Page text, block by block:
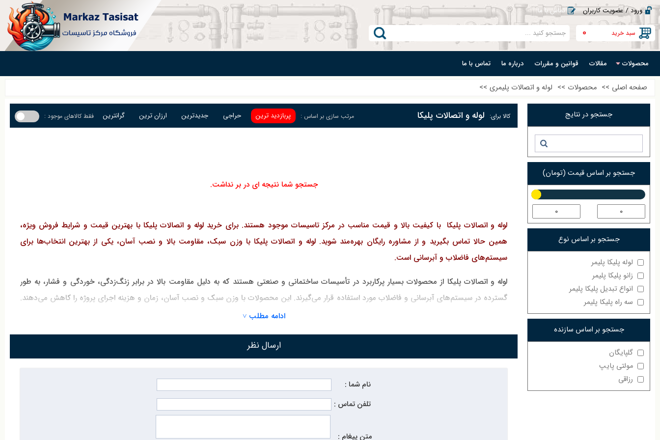
ورود / عضویت کاربران تماس با ما
سبد خرید 0
محصولات مقالات قوانین و مقررات درباره ما تماس با ما
صفحه اصلی >> محصولات >> لوله و اتصالات پلیمری >>
جستجو در نتایج
جستجو بر اساس قیمت (تومان)
جستجو بر اساس نوع
لوله پلیکا پلیمر
زانو پلیکا پلیمر
انواع تبدیل پلیکا پلیمر
سه راه پلیکا پلیمر
جستجو بر اساس سازنده
گلپایگان
مولتی پایپ
رزاقی
کالا برای: لوله و اتصالات پلیکا مرتب سازی بر اساس : پربازدید ترین حراجی جدیدترین ارزان ترین گرانترین فقط کالاهای موجود :
جستجو شما نتیجه ای در بر نداشت.
لوله و اتصالات پلیکا با کیفیت بالا و قیمت مناسب در مرکز تاسیسات موجود هستند. برای خرید لوله و اتصالات پلیکا با بهترین قیمت و شرایط فروش ویژه،
همین حالا تماس بگیرید و از مشاوره رایگان بهره‌مند شوید. لوله و اتصالات پلیکا با وزن سبک، مقاومت بالا و نصب آسان، یکی از بهترین انتخاب‌ها برای
سیستم‌های فاضلاب و آبرسانی است.
لوله و اتصالات پلیکا از محصولات بسیار پرکاربرد در تأسیسات ساختمانی و صنعتی هستند که به دلیل مقاومت بالا در برابر زنگ‌زدگی، خوردگی و فشار، به طور
گسترده در سیستم‌های آبرسانی و فاضلاب مورد استفاده قرار می‌گیرند. این محصولات با وزن سبک و نصب آسان، زمان و هزینه اجرای پروژه را کاهش می‌دهند.
مرکز تاسیسات ارائه‌دهنده انواع لوله و اتصالات پلیکا با بهترین قیمت بازار و کیفیت تضمینی است. برای خرید لوله و اتصالات پلیکا و بهره‌مندی از خدمات ویژه، با
لوله و اتصالات پلیکا یکی از محصولات پرکاربرد در تأسیسات ساختمانی و صنعتی است. این محصولات با وزن سبک و مقاومت بالا در برابر زنگ‌زدگی و مواد
ادامه مطلب ˅
ارسال نظر
نام شما :
تلفن تماس :
متن پیغام :